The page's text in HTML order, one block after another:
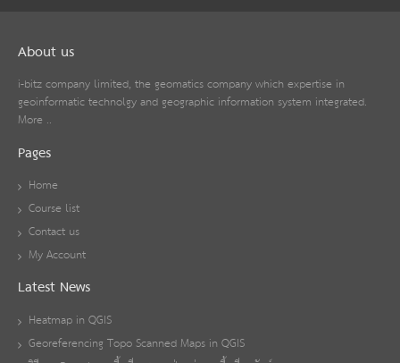
About us
i-bitz company limited, the geomatics company which expertise in
geoinformatic technolgy and geographic information system integrated.
More ..
Pages
Home
Course list
Contact us
My Account
Latest News
Heatmap in QGIS
Georeferencing Topo Scanned Maps in QGIS